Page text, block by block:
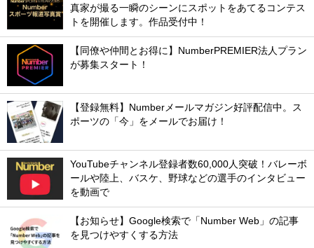
真家が撮る一瞬のシーンにスポットをあてるコンテス
トを開催します。作品受付中！
【同僚や仲間とお得に】NumberPREMIER法人プラン
が募集スタート！
【登録無料】Numberメールマガジン好評配信中。ス
ポーツの「今」をメールでお届け！
YouTubeチャンネル登録者数60,000人突破！バレーボ
ールや陸上、バスケ、野球などの選手のインタビュー
を動画で
【お知らせ】Google検索で「Number Web」の記事
を見つけやすくする方法